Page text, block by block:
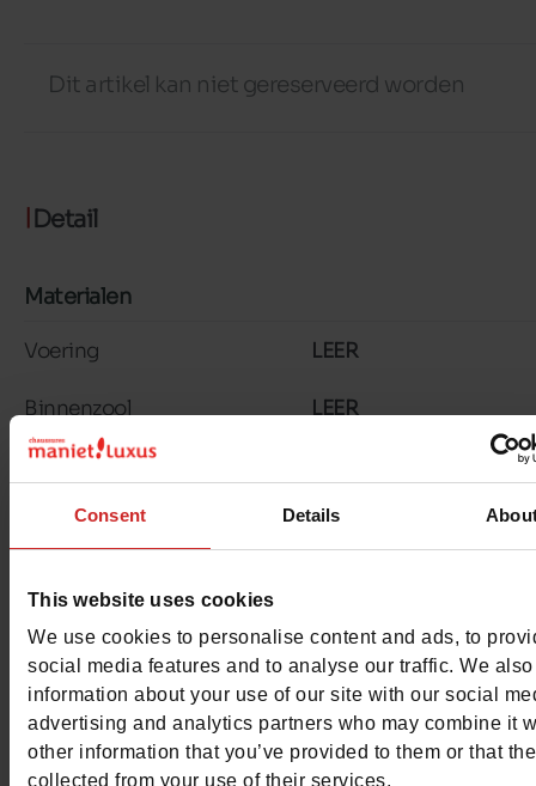
Consent Details
This website uses cookies
We use cookies to personalise content and ads, to
social media features and to analyse our traffic. We
information about your use of our site with our social
advertising and analytics partners who may combine it
other information that you’ve provided to them or that
collected from your use of their services.
Dit artikel kan niet gereserveerd worden
Detail
Materialen
Voering LEER
Binnenzool LEER
Materiaal
TUNIT
Color PLATINA
Breedte van de Raad normal
Waterbestendig Neen